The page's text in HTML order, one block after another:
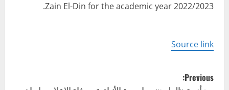
Zain El-Din for the academic year 2022/2023.
Source link
P
Previous: